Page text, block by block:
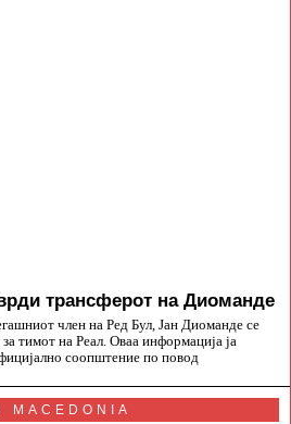
трансферот на Диоманде
член на Ред Бул, Јан Диоманде се
тимот на Реал. Оваа информација ја
соопштение по повод
MACEDONIA